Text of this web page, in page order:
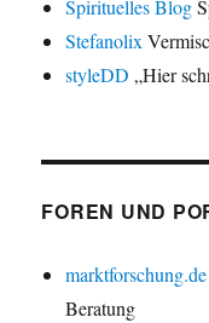
Spirituelles Blog
Stefanolix
styleDD „Hier
FOREN UND
marktforschung.de
Beratung